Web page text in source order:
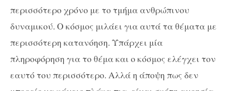
περισσότερο χρόνο με το τμήμα ανθρώπινου
δυναμικού. Ο κόσμος μιλάει για αυτά τα θέματα με
περισσότερη κατανόηση. Υπάρχει μία
πληροφόρηση για το θέμα και ο κόσμος ελέγχει τον
εαυτό του περισσότερο. Αλλά η άποψη πως δεν